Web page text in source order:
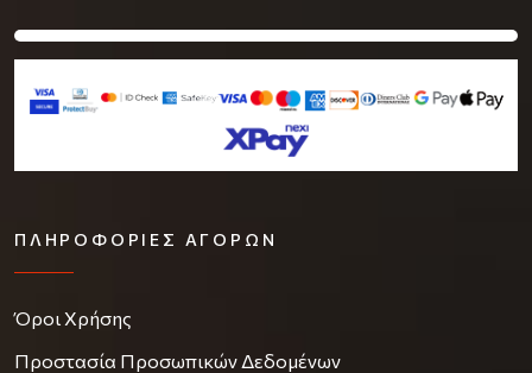
ΠΛΗΡΟΦΟΡΊΕΣ ΑΓΟΡΏΝ
Όροι Χρήσης
Προστασία Προσωπικών Δεδομένων